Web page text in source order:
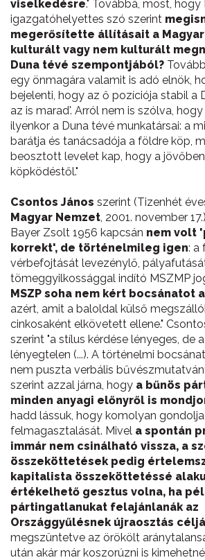
viselkedésre." Továbbá, most, hogy
igazgatóhelyettes szó szerint
megerősítette állításait a Magyar
kulturált vagy nem kulturált
Duna tévé szempontjából?
egy önmagára valamit is adó elnök,
bejelenti, hogy az ő pozíciója stabil a
az is marad'. Arról nem is szólva,
ilyenkor a Duna tévé munkatársai: a
barátja és tanácsadója a földre köp,
beosztott levelet kap, hogy a
köpködéstől."
Csontos János szerint (Tizenhét
Magyar Nemzet, 2001. november
Bayer Zsolt 1956 kapcsán nem volt
korrekt', de történelmileg igen: a
vérbefojtását levezénylő,
tömeggyilkossággal indító MSZMP
MSZP soha nem kért bocsánatot
azért, amit a baloldal külső
cinkosaként elkövetett ellene."
szerint "a stílus kérdése lényeges, de
lényegtelen (...). A történelmi
nem puszta verbális
szerint azzal járna, hogy a bűnös
minden anyagi előnyről is
hadd lássuk, hogy komolyan
felmagasztalását. Mivel a spontán
immár nem csinálható vissza, a
összeköttetések pedig
kapitalista összeköttetéssé
értékelhető gesztus volna, ha
pártingatlanukat felajánlanák az
Országgyűlésnek újraosztás
megszüntetve az örökölt
után akár már koszorúzni is